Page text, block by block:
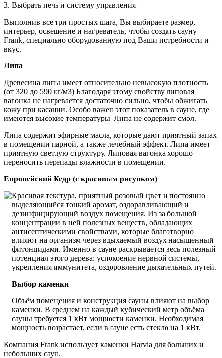
3. Выбрать печь и систему управления
Выполнив все три простых шага, Вы выбираете размер,
интерьер, освещение и нагреватель, чтобы создать сауну
Frank, специально оборудованную под Ваши потребности и
вкус.
Липа
Древесина липы имеет относительно невысокую плотность
(от 320 до 590 кг/м3) Благодаря этому свойству липовая
вагонка не нагревается достаточно сильно, чтобы обжигать
кожу при касании. Особо важен этот показатель в сауне, где
имеются высокие температуры. Липа не содержит смол.
Липа содержит эфирные масла, которые дают приятный запах
в помещении парной, а также лечебный эффект. Липа имеет
приятную светлую структуру. Липовая вагонка хорошо
переносить перепады влажности в помещении.
Европейский Кедр (c красивым рисунком)
Красивая текстура, приятный розовый цвет и постоянно
выделяющийся тонкий аромат, оздоравливающий и
дезинфицирующий воздух помещения. Из за большой
концентрации в ней полезных веществ, обладающих
антисептическими свойствами, которые благотворно
влияют на организм через вдыхаемый воздух насыщенный
фитонцидами. Именно в сауне раскрывается весь полезный
потенциал этого дерева: успокоение нервной системы,
укрепления иммунитета, оздоровление дыхательных путей.
Выбор каменки
Объём помещения и конструкция сауны влияют на выбор
каменки. В среднем на каждый кубический метр объёма
сауны требуется 1 кВт мощности каменки. Необходимая
мощность возрастает, если в сауне есть стекло на 1 кВт.
Компания Frank использует каменки Harvia для больших и
небольших саун.